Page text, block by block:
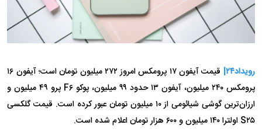
رویداد۲۴|
قیمت آیفون ۱۷ پرومکس امروز ۲۷۲ میلیون تومان است؛ آیفون ۱۶
پرومکس ۲۴۰ میلیون، آیفون ۱۳ حدود ۹۹ میلیون، پوکو F۶ پرو ۴۹ میلیون و
ارزان‌ترین گوشی شیائومی از ۱۰ میلیون تومان عبور کرده است. قیمت گلکسی
S۲۵ اولترا ۱۴۰ میلیون و ۶۰۰ هزار تومان اعلام شده است.